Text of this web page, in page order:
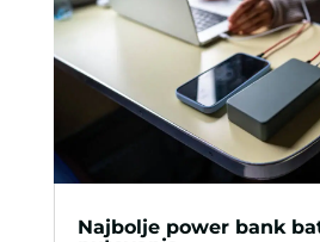
Najbolje power bank